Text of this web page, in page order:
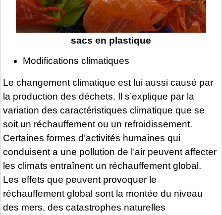
sacs en plastique
Modifications climatiques
Le changement climatique est lui aussi causé par
la production des déchets. Il s’explique par la
variation des caractéristiques climatique que se
soit un réchauffement ou un refroidissement.
Certaines formes d’activités humaines qui
conduisent a une pollution de l’air peuvent affecter
les climats entraînent un réchauffement global.
Les effets que peuvent provoquer le
réchauffement global sont la montée du niveau
des mers, des catastrophes naturelles